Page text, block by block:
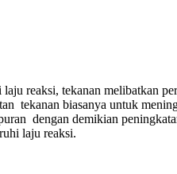
reaksi, tekanan melibatkan
tekanan biasanya untuk
dengan demikian
laju reaksi.